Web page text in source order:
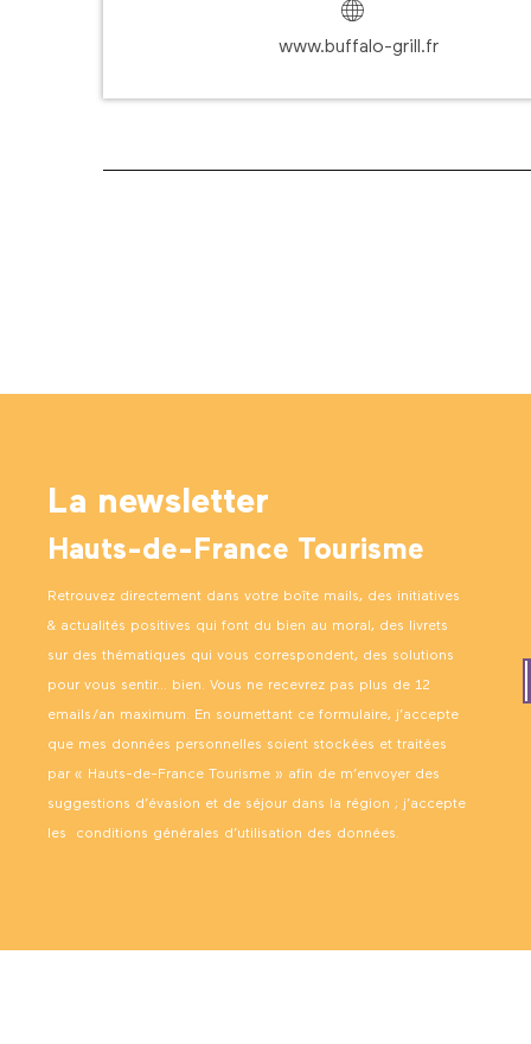
www.buffalo-grill.fr
La newsletter
Hauts-de-France Tourisme
Retrouvez directement dans votre boîte mails, des initiatives
& actualités positives qui font du bien au moral, des livrets
sur des thématiques qui vous correspondent, des solutions
pour vous sentir… bien. Vous ne recevrez pas plus de 12
emails/an maximum. En soumettant ce formulaire, j’accepte
que mes données personnelles soient stockées et traitées
par « Hauts-de-France Tourisme » afin de m’envoyer des
suggestions d’évasion et de séjour dans la région ; j’accepte
les conditions générales d’utilisation des données.